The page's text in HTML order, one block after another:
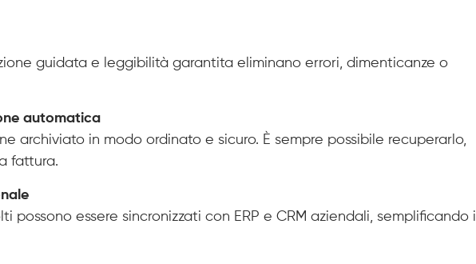
guidata e leggibilità garantita eliminano errori, dimenticanze o
automatica
archiviato in modo ordinato e sicuro. È sempre possibile recuperarlo,
fattura.
possono essere sincronizzati con ERP e CRM aziendali, semplificando il